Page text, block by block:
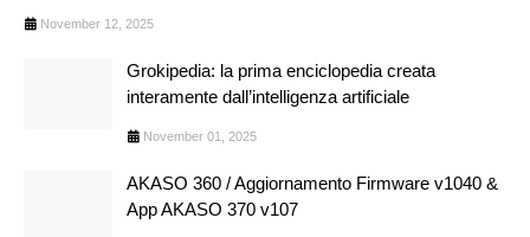
November 12, 2025
Grokipedia: la prima enciclopedia creata
interamente dall’intelligenza artificiale
November 01, 2025
AKASO 360 / Aggiornamento Firmware v1040 &
App AKASO 370 v107